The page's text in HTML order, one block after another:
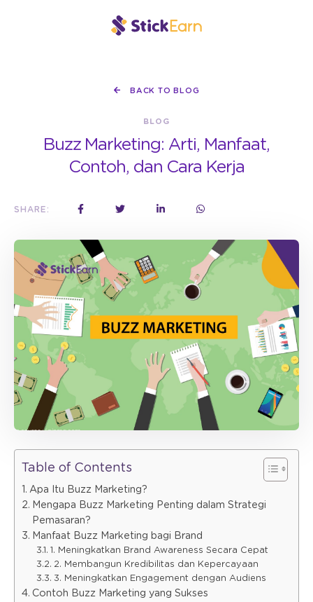
BACK TO BLOG
BLOG
Buzz Marketing: Arti, Manfaat,
Contoh, dan Cara Kerja
SHARE:
Table of Contents
Apa Itu Buzz Marketing?
Mengapa Buzz Marketing Penting dalam Strategi
Pemasaran?
Manfaat Buzz Marketing bagi Brand
1. Meningkatkan Brand Awareness Secara Cepat
2. Membangun Kredibilitas dan Kepercayaan
3. Meningkatkan Engagement dengan Audiens
Contoh Buzz Marketing yang Sukses